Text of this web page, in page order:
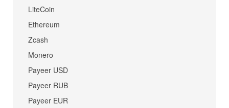
LiteCoin
Ethereum
Zcash
Monero
Payeer USD
Payeer RUB
Payeer EUR